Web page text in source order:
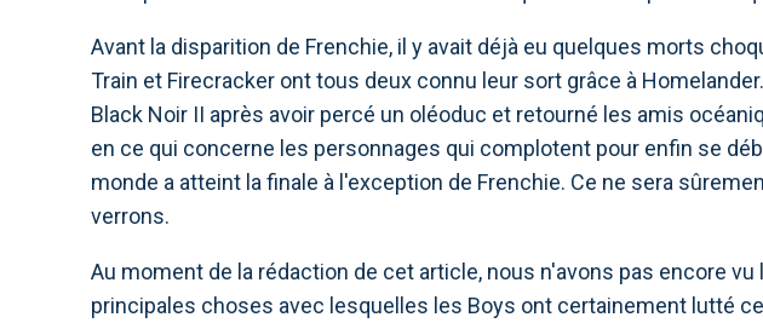
Avant la disparition de Frenchie, il y avait déjà eu quelques morts
Train et Firecracker ont tous deux connu leur sort grâce à
Black Noir II après avoir percé un oléoduc et retourné les amis
en ce qui concerne les personnages qui complotent pour enfin se
monde a atteint la finale à l'exception de Frenchie. Ce ne sera
verrons.
Au moment de la rédaction de cet article, nous n'avons pas encore vu
principales choses avec lesquelles les Boys ont certainement lutté